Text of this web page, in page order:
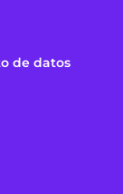
de datos